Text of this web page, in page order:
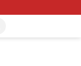
Harapan di